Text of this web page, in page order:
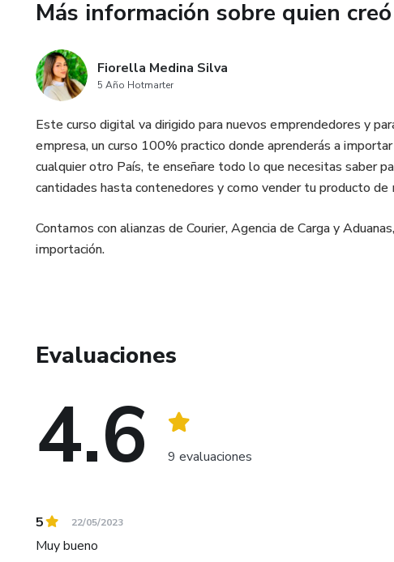
Más información sobre quien
Fiorella Medina Silva
5 Año Hotmarter
Este curso digital va dirigido para nuevos emprendedores y
empresa, un curso 100% practico donde aprenderás a
cualquier otro País, te enseñare todo lo que necesitas saber
cantidades hasta contenedores y como vender tu producto de
Contamos con alianzas de Courier, Agencia de Carga y
importación.
Evaluaciones
4.6 9 evaluaciones
5 22/05/2023
Muy bueno